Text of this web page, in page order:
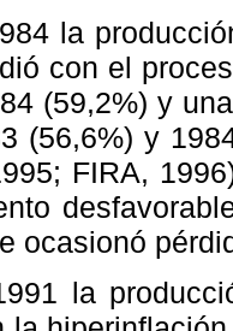
la
con el
(59,2%) y
(56,6%) y
FIRA,
ocasionó
la